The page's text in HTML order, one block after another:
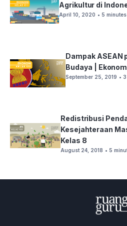
Agrikultur di
April 10, 2020 • 5
Dampak ASEAN
Budaya |
September 25, 2019 •
Redistribusi
Kesejahteraan
Kelas 8
August 24, 2018 • 5